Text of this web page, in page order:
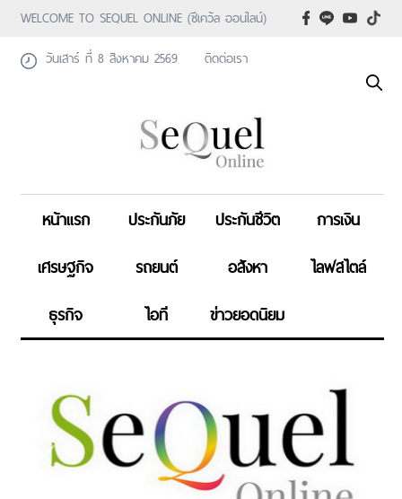
WELCOME TO SEQUEL ONLINE (ซีเคว้ล ออนไลน์)
วันเสาร์ ที่ 8 สิงหาคม 2569
ติดต่อเรา
หน้าแรก ประกันภัย ประกันชีวิต
การเงิน
เศรษฐกิจ
รถยนต์ อสังหา
ไลฟสไตล์
ธุรกิจ
ไอที ข่าวยอดนิยม